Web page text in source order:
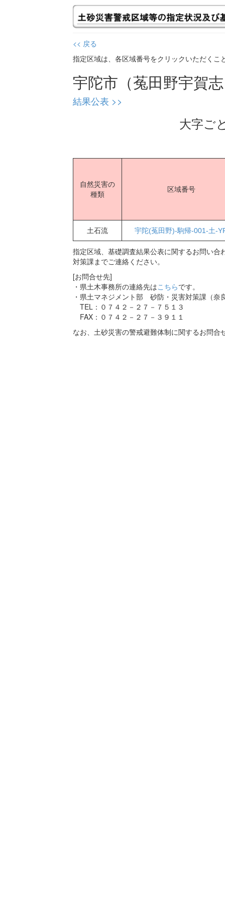
<< 戻る
指定区域は、各区域番号をクリックいただくこ
宇陀市（菟田野宇賀
結果公表 >>
大字ご
土石流 宇陀(菟田野)-駒帰-001-土-
自然災害の
種類
区域番号
指定区域、基礎調査結果公表に関するお問い
対策課までご連絡ください。
[お問合せ先]
・県土木事務所の連絡先はこちらです。
・県土マネジメント部 砂防・災害対策課（奈
TEL：０７４２－２７－７５１３
FAX：０７４２－２７－３９１１
なお、土砂災害の警戒避難体制に関するお問